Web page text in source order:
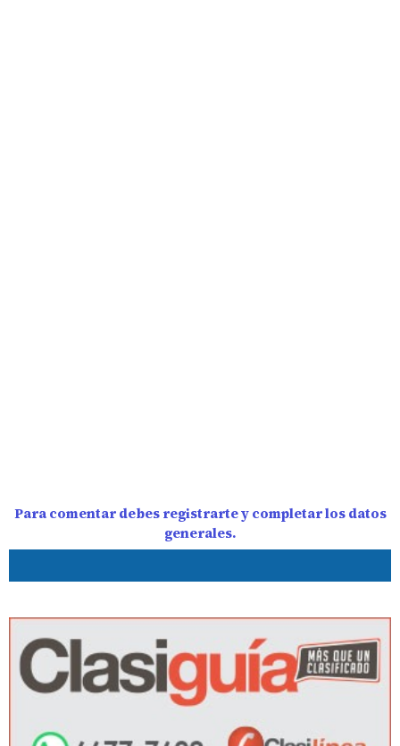
Para comentar debes registrarte y completar los datos
generales.